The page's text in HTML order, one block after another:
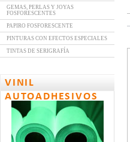
GEMAS, PERLAS Y JOYAS
FOSFORESCENTES
PAPIRO FOSFORESCENTE
PINTURAS CON EFECTOS ESPECIALES
TINTAS DE SERIGRAFÍA
VINIL
AUTOADHESIVOS